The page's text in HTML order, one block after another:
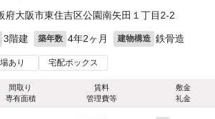
府大阪市東住吉区公園南矢田１丁目2-2
3階建 築年数 4年2ヶ月 建物構造 鉄骨造
あり 宅配ボックス
間取り
専有面積
賃料
管理費等
敷金
礼金